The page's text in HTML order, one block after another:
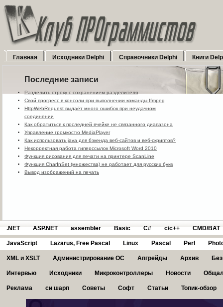
Главная Исходники Delphi Справочники Delphi Книги
Последние записи
Разделить строку с сохранением разделителя
Свой прогресс в консоли при выполнении команды ffmpeg
HttpWebRequest выдаёт много ошибок при неудачном
соединении
Как обратиться к последней ячейке не связанного диапазона
Управление громкостю MediaPlayer
Как использовать java для бэкенда веб-сайтов и веб-скриптов?
Некорректная работа гиперссылок Microsoft Word 2010
Функция рисования для печати на принтере ScanLine
Функция CharInSet (множества) не работает для русских букв
Вывод изображений на печать
.NET ASP.NET assembler Basic C# c/c++ CMD/BAT
JavaScript Lazarus, Free Pascal Linux Pascal Perl
XML и XSLT Администрирование ОС Апгрейды Архив
Интервью Исходники Микроконтроллеры Новости
Реклама си шарп Советы Софт Статьи Топик-обзор